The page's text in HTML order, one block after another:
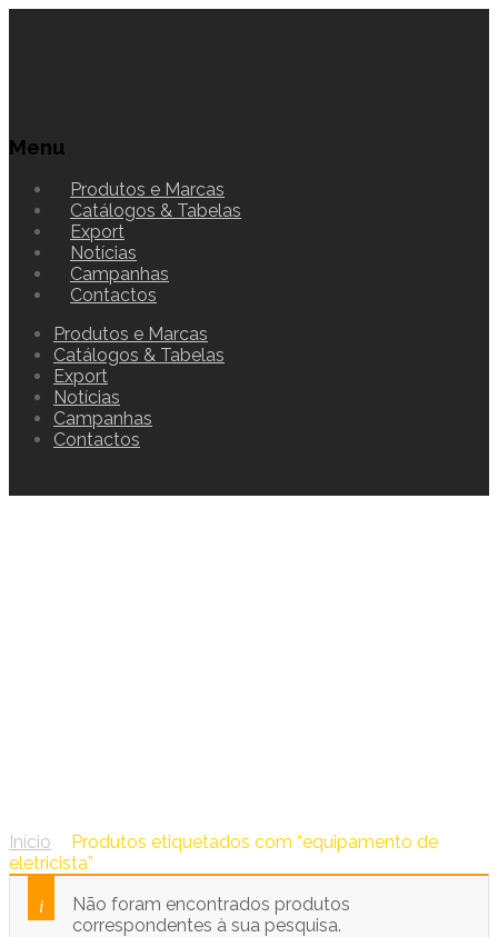
Menu
Produtos e Marcas
Catálogos & Tabelas
Export
Notícias
Campanhas
Contactos
Produtos e Marcas
Catálogos & Tabelas
Export
Notícias
Campanhas
Contactos
Início
Produtos etiquetados com “equipamento de
eletricista”
Não foram encontrados produtos
correspondentes à sua pesquisa.